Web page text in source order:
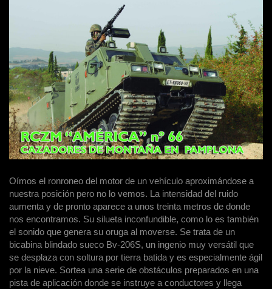
Oímos el ronroneo del motor de un vehículo aproximándose a
nuestra posición pero no lo vemos. La intensidad del ruido
aumenta y de pronto aparece a unos treinta metros de donde
nos encontramos. Su silueta inconfundible, como lo es también
el sonido que genera su oruga al moverse. Se trata de un
bicabina blindado sueco Bv-206S, un ingenio muy versátil que
se desplaza con soltura por tierra batida y es especialmente ágil
por la nieve. Sortea una serie de obstáculos preparados en una
pista de aplicación donde se instruye a conductores y llega